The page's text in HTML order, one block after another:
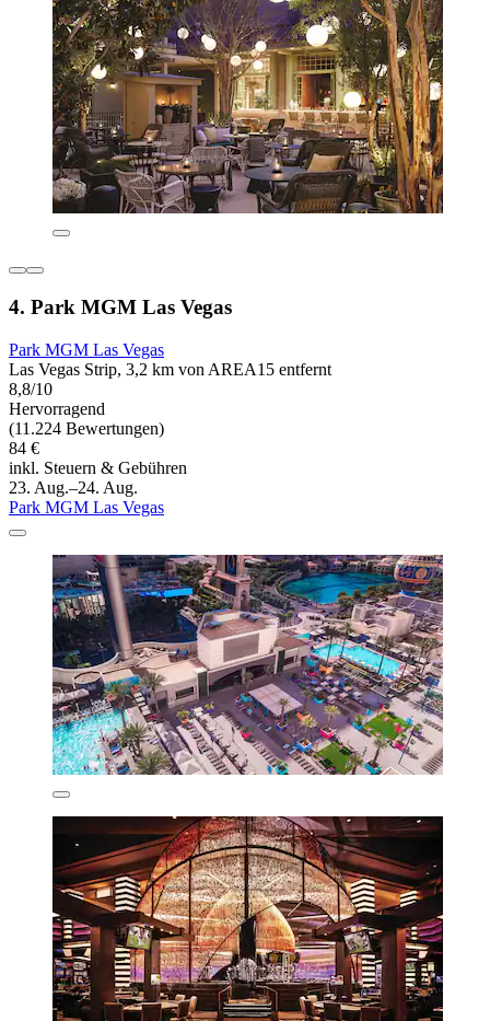
4. Park MGM Las Vegas
Park MGM Las Vegas
Las Vegas Strip, 3,2 km von AREA15 entfernt
8,8/10
Hervorragend
(11.224 Bewertungen)
84 €
inkl. Steuern & Gebühren
23. Aug.–24. Aug.
Park MGM Las Vegas